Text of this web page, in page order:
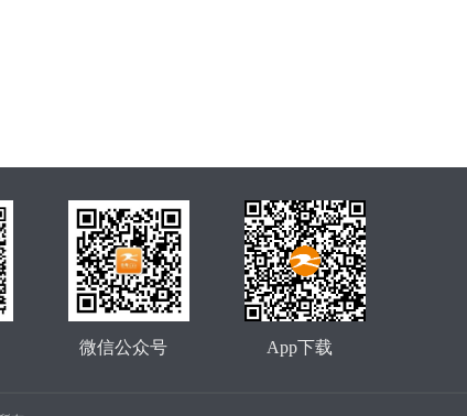
App下载
微信公众号